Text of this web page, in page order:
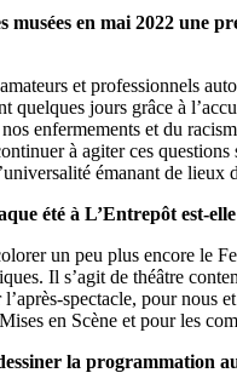
musées en mai 2022 une
et professionnels
quelques jours grâce à
enfermements et du
à agiter ces
émanant de lieux
été à L’Entrepôt est-
un peu plus encore le
Il s’agit de théâtre
spectacle, pour
en Scène et pour les
la programmation